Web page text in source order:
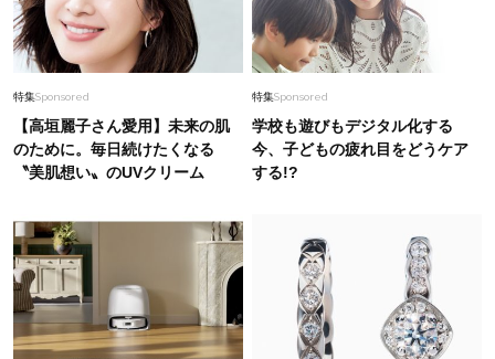
特集Sponsored
【高垣麗子さん愛用】未来の肌
のために。毎日続けたくなる
〝美肌想い〟のUVクリーム
特集Sponsored
学校も遊びもデジタル化する
今、子どもの疲れ目をどうケア
する!?